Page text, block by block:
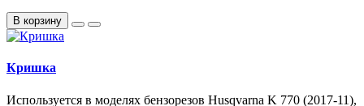
В корзину
Кришка
Используется в моделях бензорезов Husqvarna K 770 (2017-11),